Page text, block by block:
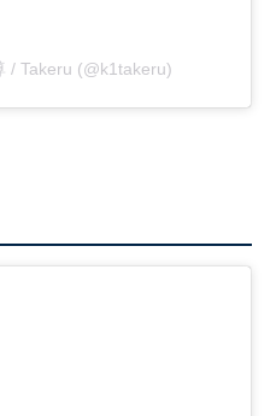
/ Takeru (@k1takeru)